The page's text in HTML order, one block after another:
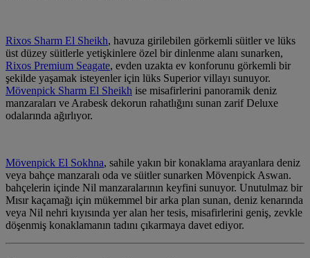
Rixos Sharm El Sheikh, havuza girilebilen görkemli süitler ve lüks
üst düzey süitlerle yetişkinlere özel bir dinlenme alanı sunarken,
Rixos Premium Seagate, evden uzakta ev konforunu görkemli bir
şekilde yaşamak isteyenler için lüks Superior villayı sunuyor.
Mövenpick Sharm El Sheikh ise misafirlerini panoramik deniz
manzaraları ve Arabesk dekorun rahatlığını sunan zarif Deluxe
odalarında ağırlıyor.
Mövenpick El Sokhna, sahile yakın bir konaklama arayanlara deniz
veya bahçe manzaralı oda ve süitler sunarken Mövenpick Aswan.
bahçelerin içinde Nil manzaralarının keyfini sunuyor. Unutulmaz bir
Mısır kaçamağı için mükemmel bir arka plan sunan, deniz kenarında
veya Nil nehri kıyısında yer alan her tesis, misafirlerini geniş, zevkle
döşenmiş konaklamanın tadını çıkarmaya davet ediyor.